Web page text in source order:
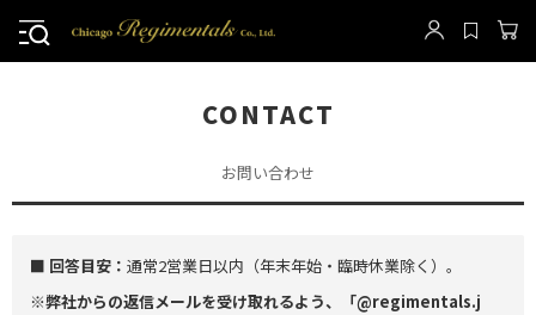
CONTACT
お問い合わせ
■ 回答目安： 通常2営業日以内（年末年始・臨時休業除く）。
※弊社からの返信メールを受け取れるよう、「@regimentals.j